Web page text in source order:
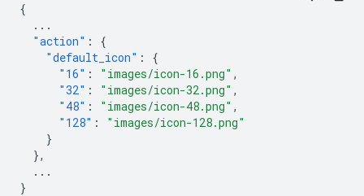
{
...
"action" :
{
"default_icon" :
{
"16" : "images/icon-16.png" ,
"32" : "images/icon-32.png" ,
"48" : "images/icon-48.png" ,
"128" :
"images/icon-128.png"
}
},
...
}